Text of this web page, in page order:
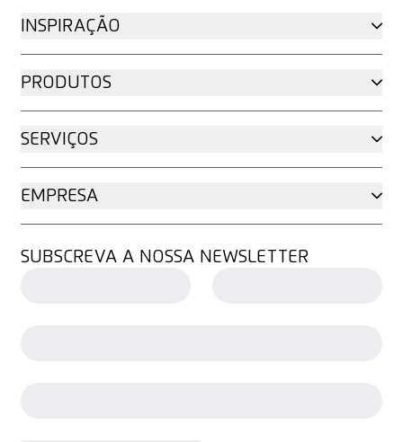
INSPIRAÇÃO
PRODUTOS
SERVIÇOS
EMPRESA
SUBSCREVA A NOSSA NEWSLETTER